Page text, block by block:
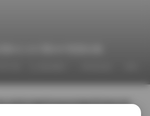
以甜美且略带俏皮的形象受到粉丝喜